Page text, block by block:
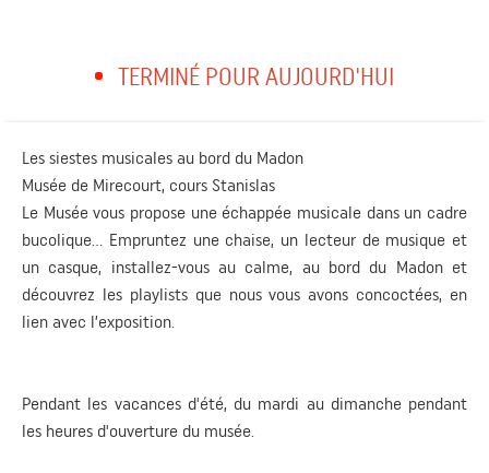
TERMINÉ POUR AUJOURD'HUI
Les siestes musicales au bord du Madon
Musée de Mirecourt, cours Stanislas
Le Musée vous propose une échappée musicale dans un cadre
bucolique... Empruntez une chaise, un lecteur de musique et
un casque, installez-vous au calme, au bord du Madon et
découvrez les playlists que nous vous avons concoctées, en
lien avec l’exposition.
Pendant les vacances d'été, du mardi au dimanche pendant
les heures d'ouverture du musée.